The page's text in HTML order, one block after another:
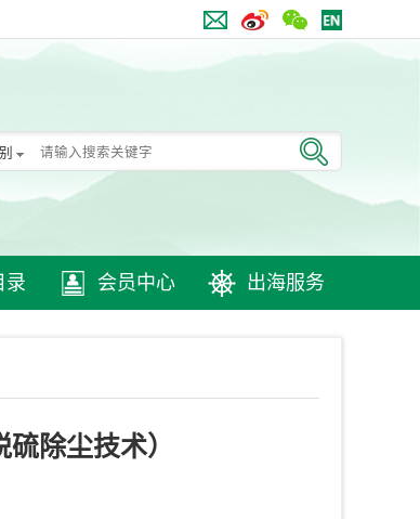
录 会员中心 出海服务
除尘技术）